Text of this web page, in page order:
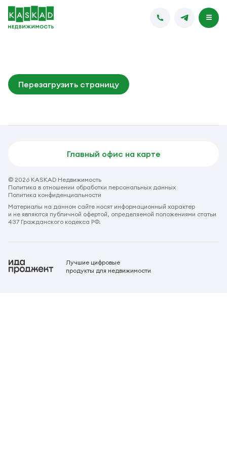
Перезагрузить страницу
Главный офис на карте
© 2026 KASKAD Недвижимость
Политика в отношении обработки персональных данных
Политика конфиденциальности
Материалы на данном сайте носят информационный характер
и не являются публичной офертой, определяемой положениями статьи
437 Гражданского кодекса РФ.
Лучшие цифровые
продукты для недвижимости